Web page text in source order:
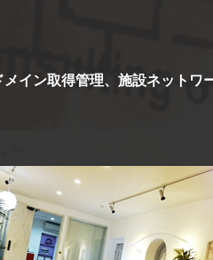
イン取得管理、施設ネットワ